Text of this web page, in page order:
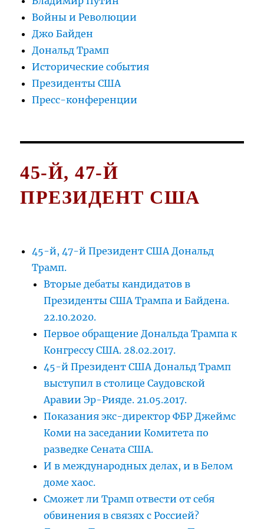
Войны и Революции
Джо Байден
Дональд Трамп
Исторические события
Президенты США
Пресс-конференции
45-Й, 47-Й
ПРЕЗИДЕНТ США
45-й, 47-й Президент США Дональд
Трамп.
Вторые дебаты кандидатов в
Президенты США Трампа и Байдена.
22.10.2020.
Первое обращение Дональда Трампа к
Конгрессу США. 28.02.2017.
45-й Президент США Дональд Трамп
выступил в столице Саудовской
Аравии Эр-Рияде. 21.05.2017.
Показания экс-директор ФБР Джеймс
Коми на заседании Комитета по
разведке Сената США.
И в международных делах, и в Белом
доме хаос.
Сможет ли Трамп отвести от себя
обвинения в связях с Россией?